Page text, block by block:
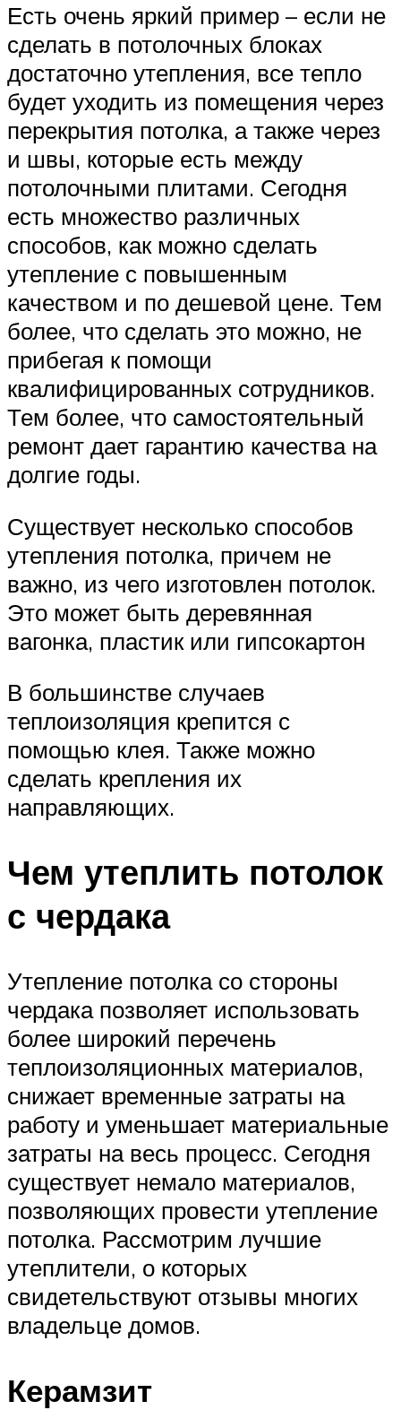
Есть очень яркий пример – если не
сделать в потолочных блоках
достаточно утепления, все тепло
будет уходить из помещения через
перекрытия потолка, а также через
и швы, которые есть между
потолочными плитами. Сегодня
есть множество различных
способов, как можно сделать
утепление с повышенным
качеством и по дешевой цене. Тем
более, что сделать это можно, не
прибегая к помощи
квалифицированных сотрудников.
Тем более, что самостоятельный
ремонт дает гарантию качества на
долгие годы.
Существует несколько способов
утепления потолка, причем не
важно, из чего изготовлен потолок.
Это может быть деревянная
вагонка, пластик или гипсокартон
В большинстве случаев
теплоизоляция крепится с
помощью клея. Также можно
сделать крепления их
направляющих.
Чем утеплить потолок
с чердака
Утепление потолка со стороны
чердака позволяет использовать
более широкий перечень
теплоизоляционных материалов,
снижает временные затраты на
работу и уменьшает материальные
затраты на весь процесс. Сегодня
существует немало материалов,
позволяющих провести утепление
потолка. Рассмотрим лучшие
утеплители, о которых
свидетельствуют отзывы многих
владельце домов.
Керамзит